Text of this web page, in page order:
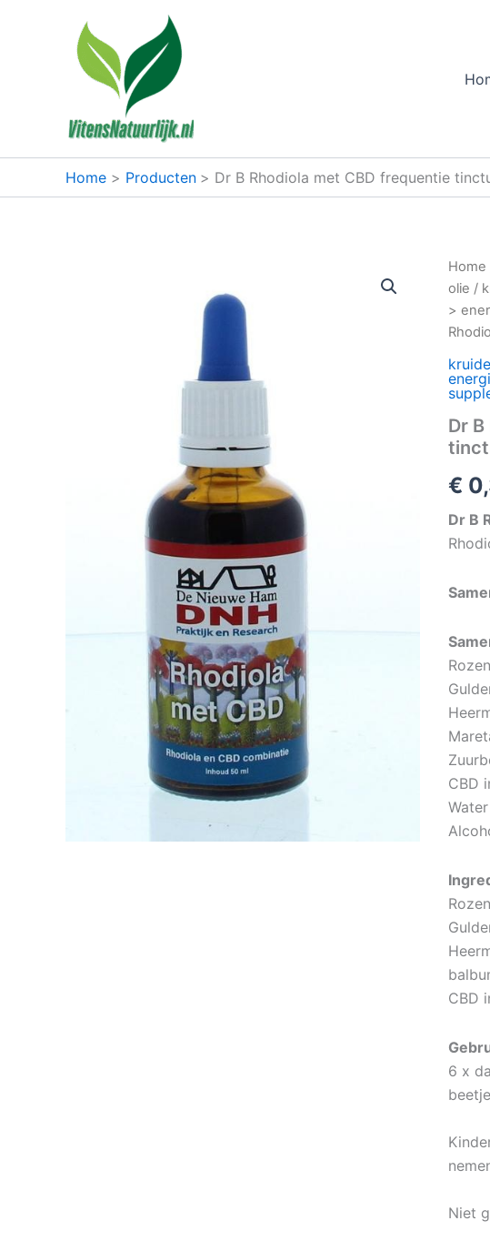
Home Producten Dr B Rhodiola met CBD frequentie
Home
olie /
>
Dr
€
Dr B
CBD
Water
CBD
6 x
Niet